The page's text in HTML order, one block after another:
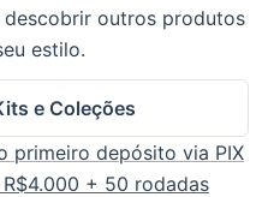
outros produtos
estilo.
e Coleções
primeiro depósito via PIX
+ 50 rodadas